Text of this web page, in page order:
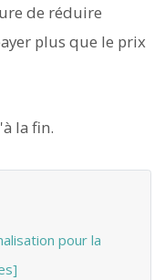
de réduire
plus que le prix
la fin.
pour la